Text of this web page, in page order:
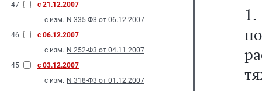
47
с 21.12.2007
с изм. N 335-Ф3 от 06.12.2007
46
с 06.12.2007
с изм. N 252-Ф3 от 04.11.2007
45
с 03.12.2007
с изм. N 318-Ф3 от 01.12.2007